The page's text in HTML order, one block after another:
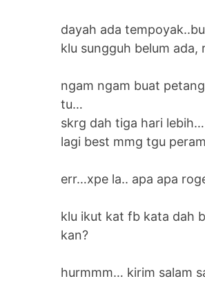
dayah ada
klu sungguh belum ada,
ngam ngam buat
tu…
skrg dah tiga hari
lagi best mmg tgu
err…xpe la.. apa apa
klu ikut kat fb kata dah
kan?
hurmmm… kirim salam